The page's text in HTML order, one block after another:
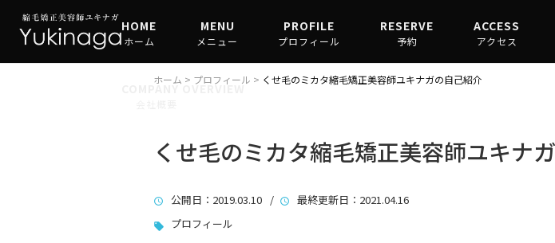
HOME
ホーム
MENU
メニュー
縮毛矯正
PROFILE
プロフィール
RESERVE
予約
ACCESS
アクセス
渋谷駅からお越
COMPANY OVERVIEW
ホーム > プロフィール > くせ毛のミカタ縮毛矯正美容師ユキナガの自己紹介
くせ毛のミカタ縮毛矯正美容師ユキナ
公開日 ：2019.03.10 / 最終更新日 ：2021.04.16
プロフィール